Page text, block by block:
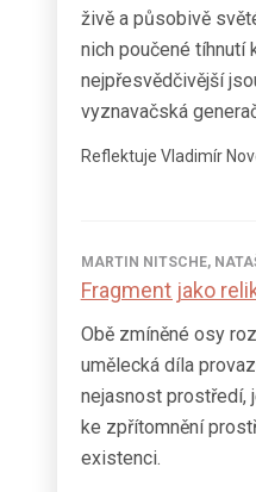
živě a působivě
nich poučené tíhnutí
nejpřesvědčivější
vyznavačská
Reflektuje Vladimír
MARTIN NITSCHE,
Fragment jako
Obě zmíněné osy
umělecká díla
nejasnost prostředí,
ke zpřítomnění
existenci.